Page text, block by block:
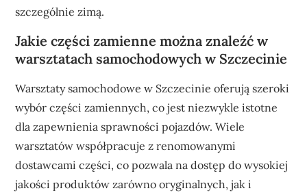
szczególnie zimą.
Jakie części zamienne można znaleźć w
warsztatach samochodowych w Szczecinie
Warsztaty samochodowe w Szczecinie oferują szeroki
wybór części zamiennych, co jest niezwykle istotne
dla zapewnienia sprawności pojazdów. Wiele
warsztatów współpracuje z renomowanymi
dostawcami części, co pozwala na dostęp do wysokiej
jakości produktów zarówno oryginalnych, jak i